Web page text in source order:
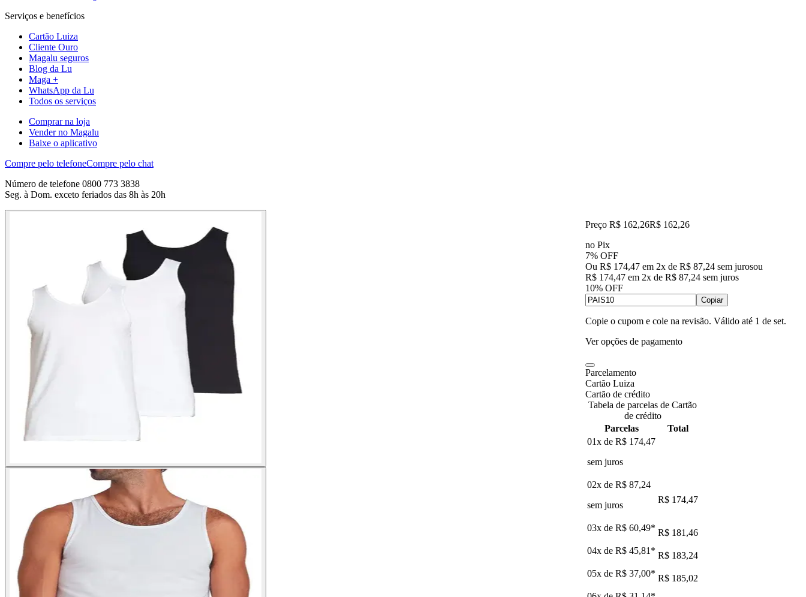
Serviços e benefícios
Cartão Luiza
Cliente Ouro
Magalu seguros
Blog da Lu
Maga +
WhatsApp da Lu
Todos os serviços
Comprar na loja
Vender no Magalu
Baixe o aplicativo
Compre pelo telefoneCompre pelo chat
Número de telefone 0800 773 3838
Seg. à Dom. exceto feriados das 8h às 20h
Preço R$ 162,26R$ 162,26
no Pix
7% OFF
Ou R$ 174,47 em 2x de R$ 87,24 sem jurosou
R$ 174,47 em 2x de R$ 87,24 sem juros
10% OFF
Copiar
Copie o cupom e cole na revisão. Válido até 1 de set.
Ver opções de pagamento
Parcelamento
Cartão Luiza
Cartão de crédito
Tabela de parcelas de Cartão
de crédito
Parcelas
Total
01x de R$ 174,47
sem juros
02x de R$ 87,24
sem juros
R$ 174,47
03x de R$ 60,49* R$ 181,46
04x de R$ 45,81 * R$ 183,24
05x de R$ 37,00* R$ 185,02